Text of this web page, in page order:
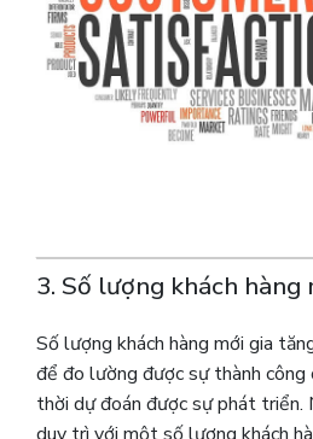
3. Số lượng khách
Số lượng khách hàng mới gia
để đo lường được sự thành công
thời dự đoán được sự phát triển.